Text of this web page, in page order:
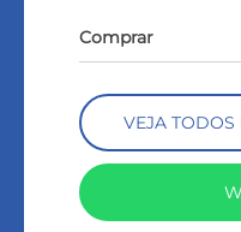
Comprar
VEJA TODOS